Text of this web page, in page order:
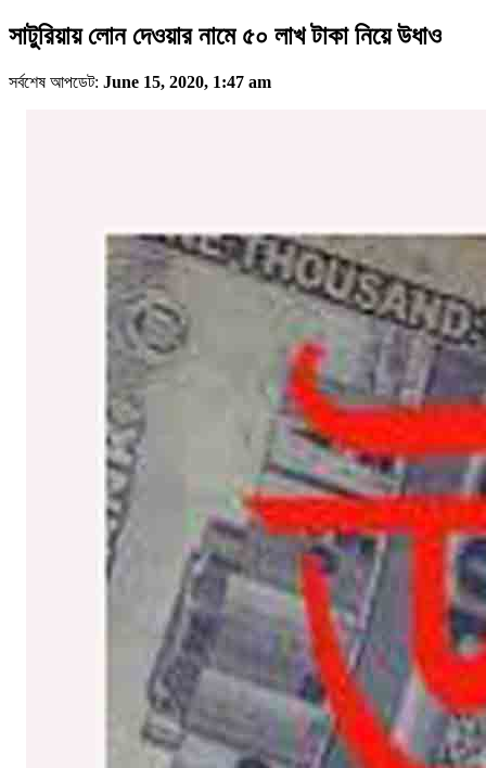
সাটুরিয়ায় লোন দেওয়ার নামে ৫০ লাখ টাকা নিয়ে উধাও
সর্বশেষ আপডেট: June 15, 2020, 1:47 am